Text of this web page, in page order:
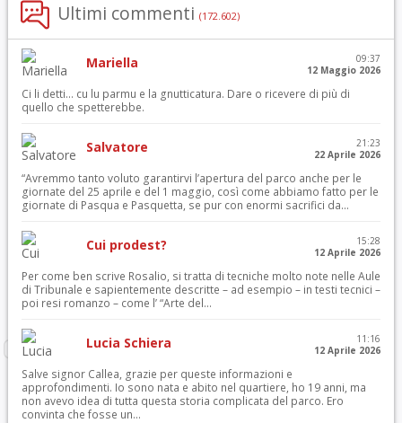
Ultimi commenti (172.602)
Mariella
09:37
12 Maggio 2026
Ci li detti… cu lu parmu e la gnutticatura. Dare o ricevere di più di
quello che spetterebbe.
Salvatore
21:23
22 Aprile 2026
“Avremmo tanto voluto garantirvi l’apertura del parco anche per le
giornate del 25 aprile e del 1 maggio, così come abbiamo fatto per le
giornate di Pasqua e Pasquetta, se pur con enormi sacrifici da...
Cui prodest?
15:28
12 Aprile 2026
Per come ben scrive Rosalio, si tratta di tecniche molto note nelle Aule
di Tribunale e sapientemente descritte – ad esempio – in testi tecnici –
poi resi romanzo – come l’ “Arte del...
Lucia Schiera
11:16
12 Aprile 2026
Salve signor Callea, grazie per queste informazioni e
approfondimenti. Io sono nata e abito nel quartiere, ho 19 anni, ma
non avevo idea di tutta questa storia complicata del parco. Ero
convinta che fosse un...